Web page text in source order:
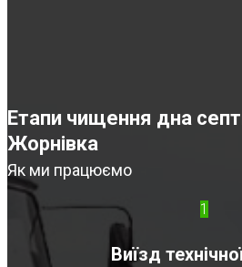
Етапи чищення дна
Жорнівка
Як ми працюємо
1
Виїзд